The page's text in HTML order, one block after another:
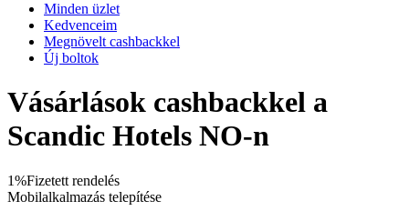
Minden üzlet
Kedvenceim
Megnövelt cashbackkel
Új boltok
Vásárlások cashbackkel a
Scandic Hotels NO-n
1%Fizetett rendelés
Mobilalkalmazás telepítése